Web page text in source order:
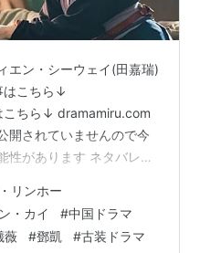
エン・シーウェイ(田嘉瑞)
はこちら↓
こちら↓ dramamiru.com
開されていませんので今
性があります ネタバレな
な方のみどうぞ 長寧を
、逃げた男に同情した
に身元を詮索されて、
リンホー
・カイ #中国ドラマ
薇 #鄧凱 #古装ドラマ